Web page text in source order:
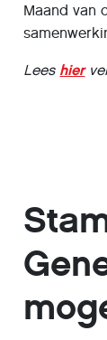
Maand van
Lees hier